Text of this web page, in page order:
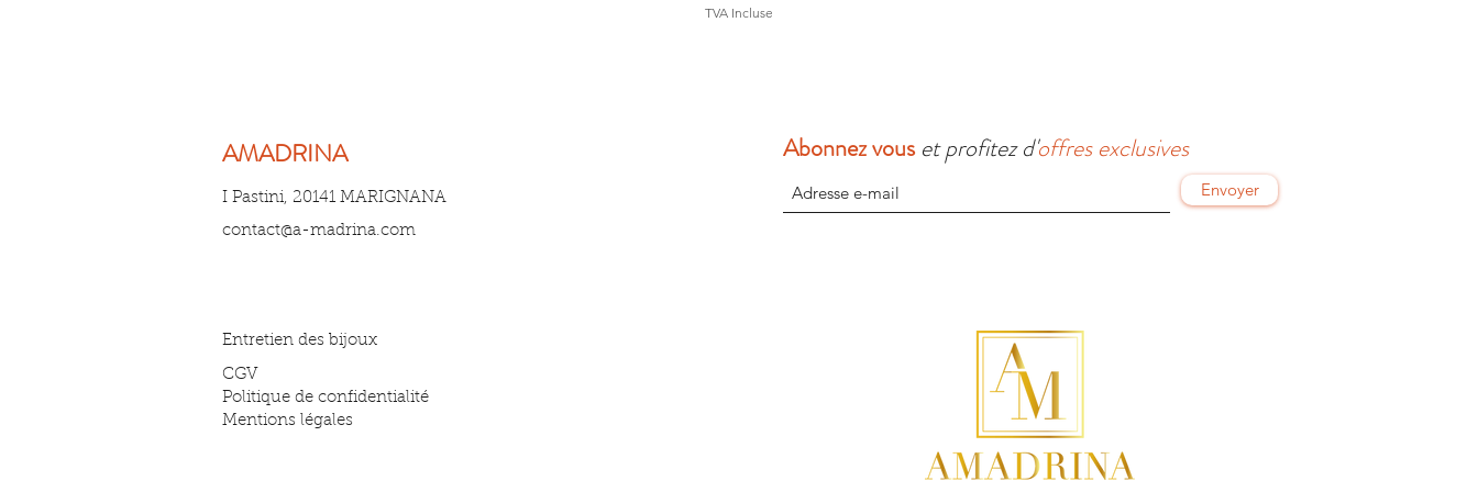
TVA Incluse
AMADRINA
I Pastini, 20141 MARIGNANA
contact@a-madrina.com
Entretien des bijoux
CGV
Politique de confidentialité
Mentions légales
Abonnez vous et profitez d'offres exclusives
Envoyer